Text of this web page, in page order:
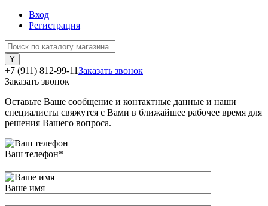
Вход
Регистрация
+7 (911) 812-99-11Заказать звонок
Заказать звонок
Оставьте Ваше сообщение и контактные данные и наши
специалисты свяжутся с Вами в ближайшее рабочее время для
решения Вашего вопроса.
Ваш телефон*
Ваше имя